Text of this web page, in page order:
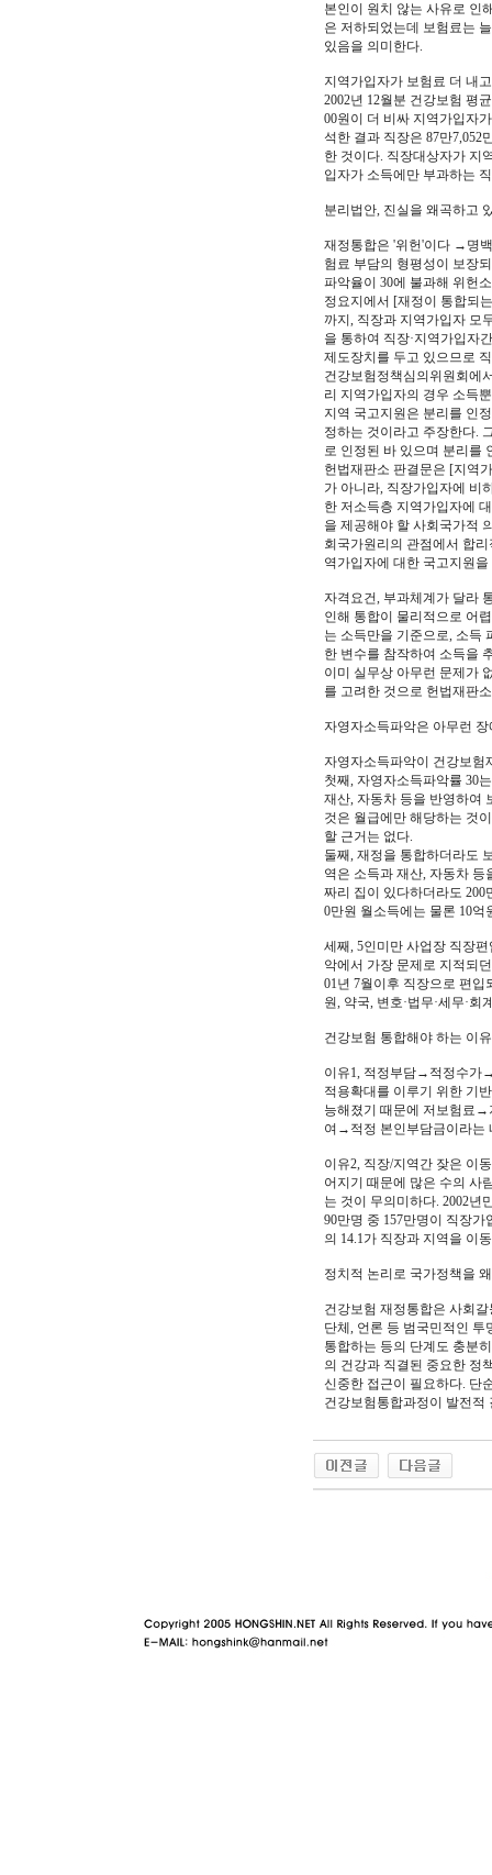
본인이 원치 않는 사유로 인
은 저하되었는데 보험료는
있음을 의미한다.
지역가입자가 보험료 더 내
2002년 12월분 건강보험 평
00원이 더 비싸 지역가입자
석한 결과 직장은 87만7,052
한 것이다. 직장대상자가 지
입자가 소득에만 부과하는
분리법안, 진실을 왜곡하
재정통합은 '위헌'이다 →명
험료 부담의 형평성이 보장
파악율이 30에 불과해 위헌
정요지에서 [재정이 통합되
까지, 직장과 지역가입자 모
을 통하여 직장·지역가입자
제도장치를 두고 있으므로
건강보험정책심의위원회에
리 지역가입자의 경우 소득
지역 국고지원은 분리를 인
정하는 것이라고 주장한다.
로 인정된 바 있으며 분리를
헌법재판소 판결문은 [지역
가 아니라, 직장가입자에 비
한 저소득층 지역가입자에
을 제공해야 할 사회국가적
회국가원리의 관점에서 합
역가입자에 대한 국고지원
자격요건, 부과체계가 달라
인해 통합이 물리적으로 어
는 소득만을 기준으로, 소득
한 변수를 참작하여 소득을
이미 실무상 아무런 문제가
를 고려한 것으로 헌법재판
자영자소득파악은 아무런
자영자소득파악이 건강보험
첫째, 자영자소득파악률 30
재산, 자동차 등을 반영하여
것은 월급에만 해당하는 것
할 근거는 없다.
둘째, 재정을 통합하더라도
역은 소득과 재산, 자동차 등
짜리 집이 있다하더라도 200
0만원 월소득에는 물론 10
세째, 5인미만 사업장 직장
악에서 가장 문제로 지적되
01년 7월이후 직장으로 편입
원, 약국, 변호·법무·세무·
건강보험 통합해야 하는 이
이유1, 적정부담→적정수가
적용확대를 이루기 위한 기
능해졌기 때문에 저보험료
여→적정 본인부담금이라는
이유2, 직장/지역간 잦은 이
어지기 때문에 많은 수의 사
는 것이 무의미하다. 2002년
90만명 중 157만명이 직장
의 14.1가 직장과 지역을 이
정치적 논리로 국가정책을
건강보험 재정통합은 사회
단체, 언론 등 범국민적인
통합하는 등의 단계도 충분
의 건강과 직결된 중요한 정
신중한 접근이 필요하다. 단
건강보험통합과정이 발전적